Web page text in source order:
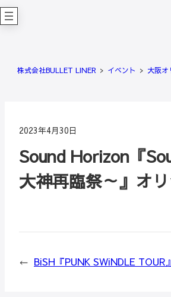
内
容
株式会社BULLET LINER イベント 大阪オ
2023年4月30日
Sound Horizon『
大神再臨祭～』オ
← BiSH『PUNK SWiNDLE TOUR